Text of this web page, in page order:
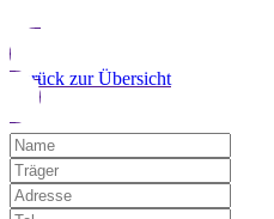
Zurück zur Übersicht